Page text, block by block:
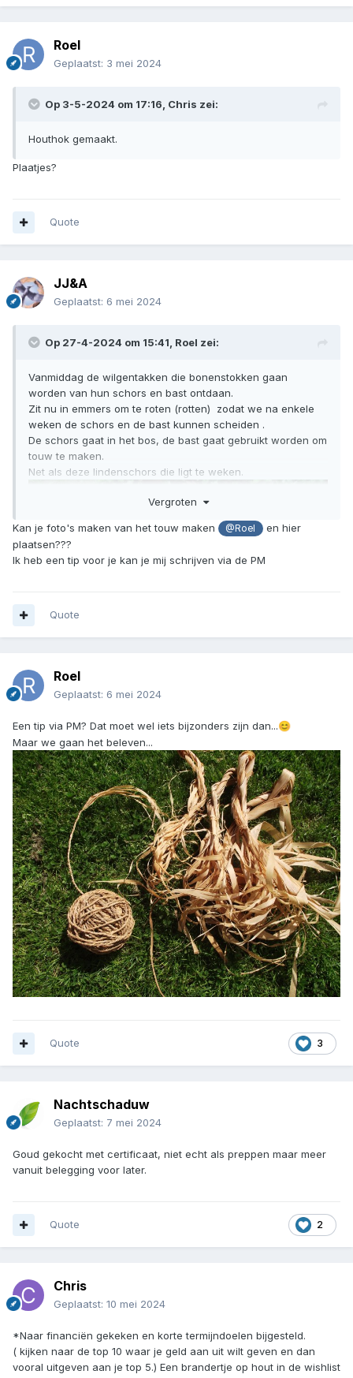
Roel
Geplaatst: 3 mei 2024
Op 3-5-2024 om 17:16, Chris zei:
Houthok gemaakt.
Plaatjes?
Quote
JJ&A
Geplaatst: 6 mei 2024
Op 27-4-2024 om 15:41, Roel zei:
Vanmiddag de wilgentakken die bonenstokken gaan
worden van hun schors en bast ontdaan.
Zit nu in emmers om te roten (rotten) zodat we na enkele
weken de schors en de bast kunnen scheiden .
De schors gaat in het bos, de bast gaat gebruikt worden om
touw te maken.
Net als deze lindenschors die ligt te weken.
Vergroten
Kan je foto's maken van het touw maken @Roel
en hier
plaatsen???
Ik heb een tip voor je kan je mij schrijven via de PM
Quote
Roel
Geplaatst: 6 mei 2024
Een tip via PM? Dat moet wel iets bijzonders zijn dan...😊
Maar we gaan het beleven...
3
Quote
Nachtschaduw
Geplaatst: 7 mei 2024
Goud gekocht met certificaat, niet echt als preppen maar meer
vanuit belegging voor later.
2
Quote
Chris
Geplaatst: 10 mei 2024
*Naar financiën gekeken en korte termijndoelen bijgesteld.
( kijken naar de top 10 waar je geld aan uit wilt geven en dan
vooral uitgeven aan je top 5.) Een brandertje op hout in de wishlist